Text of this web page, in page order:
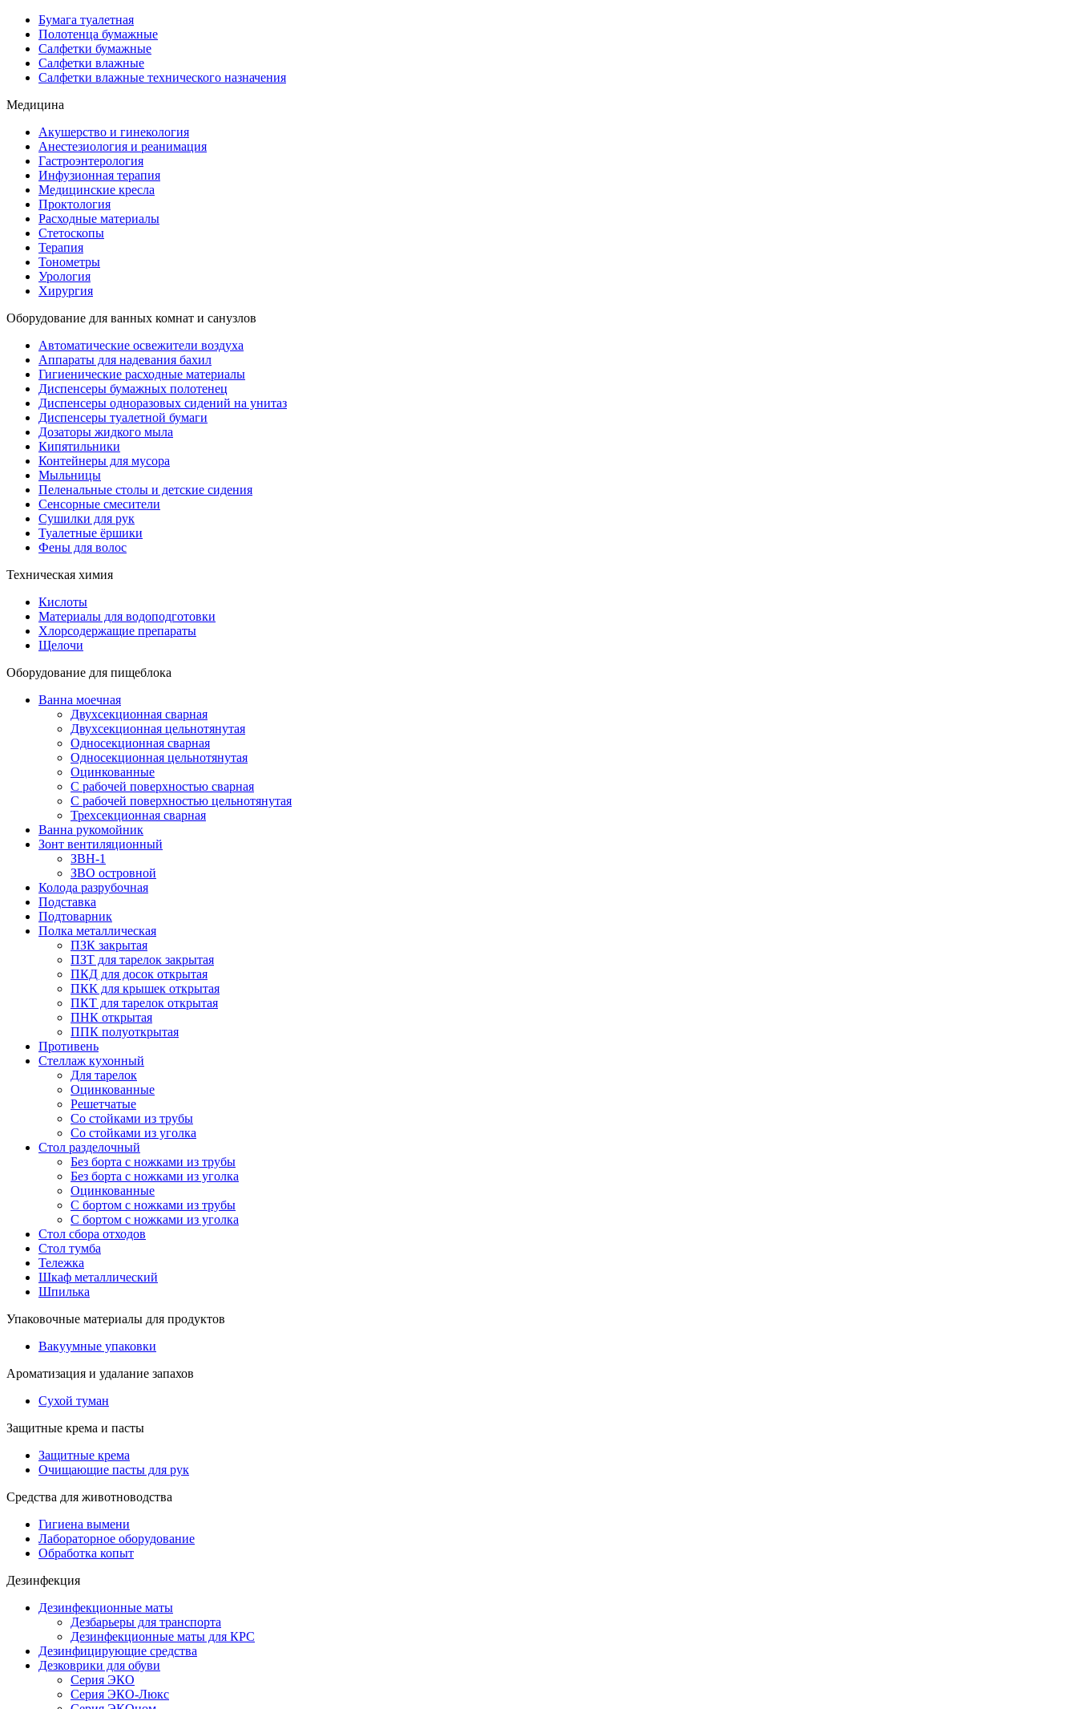
Бумага туалетная
Полотенца бумажные
Салфетки бумажные
Салфетки влажные
Салфетки влажные технического назначения
Медицина
Акушерство и гинекология
Анестезиология и реанимация
Гастроэнтерология
Инфузионная терапия
Медицинские кресла
Проктология
Расходные материалы
Стетоскопы
Терапия
Тонометры
Урология
Хирургия
Оборудование для ванных комнат и санузлов
Автоматические освежители воздуха
Аппараты для надевания бахил
Гигиенические расходные материалы
Диспенсеры бумажных полотенец
Диспенсеры одноразовых сидений на унитаз
Диспенсеры туалетной бумаги
Дозаторы жидкого мыла
Кипятильники
Контейнеры для мусора
Мыльницы
Пеленальные столы и детские сидения
Сенсорные смесители
Сушилки для рук
Туалетные ёршики
Фены для волос
Техническая химия
Кислоты
Материалы для водоподготовки
Хлорсодержащие препараты
Щелочи
Оборудование для пищеблока
Ванна моечная
Двухсекционная сварная
Двухсекционная цельнотянутая
Односекционная сварная
Односекционная цельнотянутая
Оцинкованные
С рабочей поверхностью сварная
С рабочей поверхностью цельнотянутая
Трехсекционная сварная
Ванна рукомойник
Зонт вентиляционный
ЗВН-1
ЗВО островной
Колода разрубочная
Подставка
Подтоварник
Полка металлическая
ПЗК закрытая
ПЗТ для тарелок закрытая
ПКД для досок открытая
ПКК для крышек открытая
ПКТ для тарелок открытая
ПНК открытая
ППК полуоткрытая
Противень
Стеллаж кухонный
Для тарелок
Оцинкованные
Решетчатые
Со стойками из трубы
Со стойками из уголка
Стол разделочный
Без борта с ножками из трубы
Без борта с ножками из уголка
Оцинкованные
С бортом с ножками из трубы
С бортом с ножками из уголка
Стол сбора отходов
Стол тумба
Тележка
Шкаф металлический
Шпилька
Упаковочные материалы для продуктов
Вакуумные упаковки
Ароматизация и удалание запахов
Сухой туман
Защитные крема и пасты
Защитные крема
Очищающие пасты для рук
Средства для животноводства
Гигиена вымени
Лабораторное оборудование
Обработка копыт
Дезинфекция
Дезинфекционные маты
Дезбарьеры для транспорта
Дезинфекционные маты для КРС
Дезинфицирующие средства
Дезковрики для обуви
Серия ЭКО
Серия ЭКО-Люкс